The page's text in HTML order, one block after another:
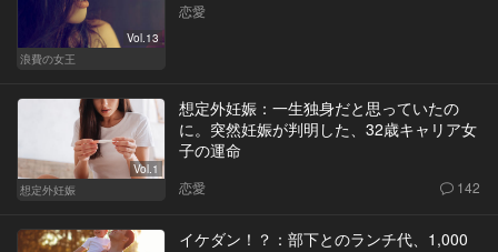
Vol.13
浪費の女王
恋愛
Vol.1
想定外妊娠
想定外妊娠：一生独身だと思っていたの
に。突然妊娠が判明した、32歳キャリア女
子の運命
恋愛 142
イケダン！？：部下とのランチ代、1,000